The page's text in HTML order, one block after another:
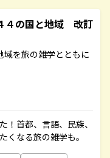
４の国と地域 改訂
域を旅の雑学とともに
！首都、言語、民族、
くなる旅の雑学も。